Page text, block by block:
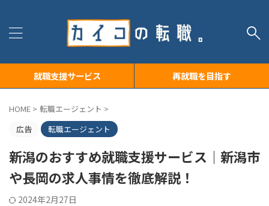
就職支援サービス 再就職を目指す
HOME > 転職エージェント >
広告
転職エージェント
新潟のおすすめ就職支援サービス｜新潟市
や長岡の求人事情を徹底解説！
2024年2月27日